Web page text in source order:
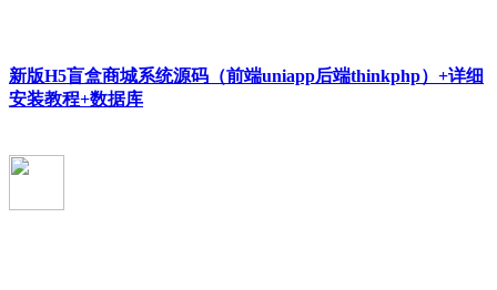
新版H5盲盒商城系统源码（前端uniapp后端thinkphp）+详细
安装教程+数据库